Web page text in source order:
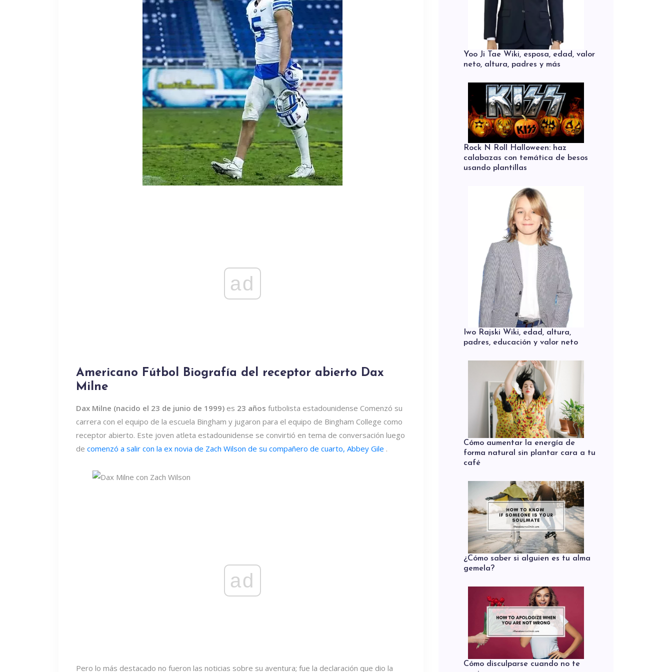
ad
Americano Fútbol Biografía del receptor abierto Dax
Milne
Dax Milne (nacido el 23 de junio de 1999) es 23 años futbolista estadounidense Comenzó su
carrera con el equipo de la escuela Bingham y jugaron para el equipo de Bingham College como
receptor abierto. Este joven atleta estadounidense se convirtió en tema de conversación luego
de comenzó a salir con la ex novia de Zach Wilson de su compañero de cuarto, Abbey Gile .
ad
Pero lo más destacado no fueron las noticias sobre su aventura; fue la declaración que dio la
Yoo Ji Tae Wiki, esposa, edad, valor
neto, altura, padres y más
Rock N Roll Halloween: haz
calabazas con temática de besos
usando plantillas
Iwo Rajski Wiki, edad, altura,
padres, educación y valor neto
Cómo aumentar la energía de
forma natural sin plantar cara a tu
café
¿Cómo saber si alguien es tu alma
gemela?
Cómo disculparse cuando no te